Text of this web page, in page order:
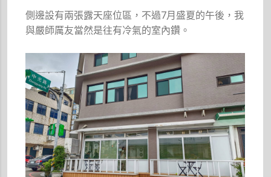
側邊設有兩張露天座位區，不過7月盛夏的午後，我
與嚴師厲友當然是往有冷氣的室內鑽。